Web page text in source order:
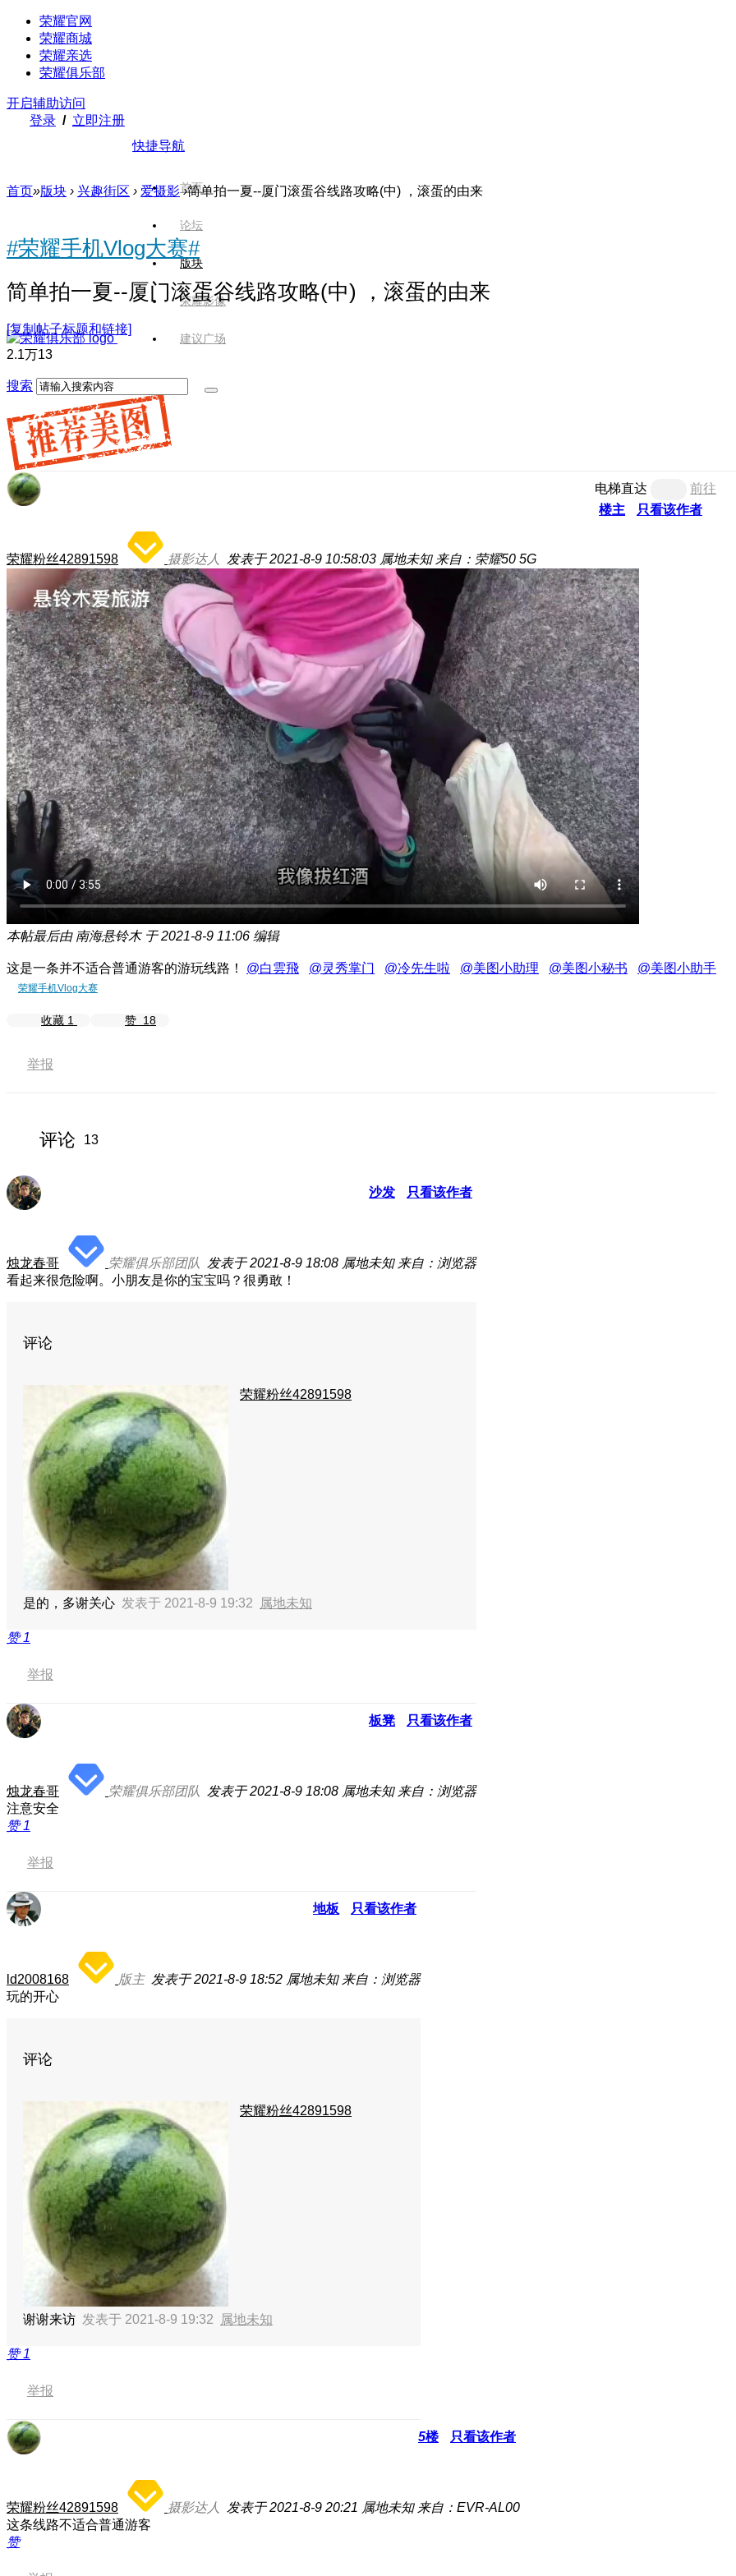
荣耀官网
荣耀商城
荣耀亲选
荣耀俱乐部
开启辅助访问
登录 / 立即注册
快捷导航
首页
论坛
版块
荣耀影像
建议广场
搜索
首页»版块 › 兴趣街区 › 爱摄影 ›简单拍一夏--厦门滚蛋谷线路攻略(中) ，滚蛋的由来
#荣耀手机Vlog大赛#
简单拍一夏--厦门滚蛋谷线路攻略(中) ，滚蛋的由来
[复制帖子标题和链接]
2.1万13
电梯直达
前往
楼主
只看该作者
荣耀粉丝42891598 摄影达人 发表于 2021-8-9 10:58:03 属地未知 来自：荣耀50 5G
本帖最后由 南海悬铃木 于 2021-8-9 11:06 编辑
这是一条并不适合普通游客的游玩线路！ @白雲飛 @灵秀掌门 @冷先生啦 @美图小助理 @美图小秘书 @美图小助手
荣耀手机Vlog大赛
收藏 1 赞 18
举报
评论 13
沙发 只看该作者
烛龙春哥 荣耀俱乐部团队 发表于 2021-8-9 18:08 属地未知 来自：浏览器
看起来很危险啊。小朋友是你的宝宝吗？很勇敢！
评论
荣耀粉丝42891598
是的，多谢关心 发表于 2021-8-9 19:32 属地未知
赞1
举报
板凳 只看该作者
烛龙春哥 荣耀俱乐部团队 发表于 2021-8-9 18:08 属地未知 来自：浏览器
注意安全
赞1
举报
地板 只看该作者
ld2008168 版主 发表于 2021-8-9 18:52 属地未知 来自：浏览器
玩的开心
评论
荣耀粉丝42891598
谢谢来访 发表于 2021-8-9 19:32 属地未知
赞1
举报
5楼 只看该作者
荣耀粉丝42891598 摄影达人 发表于 2021-8-9 20:21 属地未知 来自：EVR-AL00
这条线路不适合普通游客
赞